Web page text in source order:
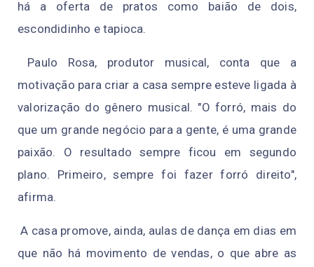
há a oferta de pratos como baião de dois,
escondidinho e tapioca.
Paulo Rosa, produtor musical, conta que a
motivação para criar a casa sempre esteve ligada à
valorização do gênero musical. "O forró, mais do
que um grande negócio para a gente, é uma grande
paixão. O resultado sempre ficou em segundo
plano. Primeiro, sempre foi fazer forró direito",
afirma.
A casa promove, ainda, aulas de dança em dias em
que não há movimento de vendas, o que abre as